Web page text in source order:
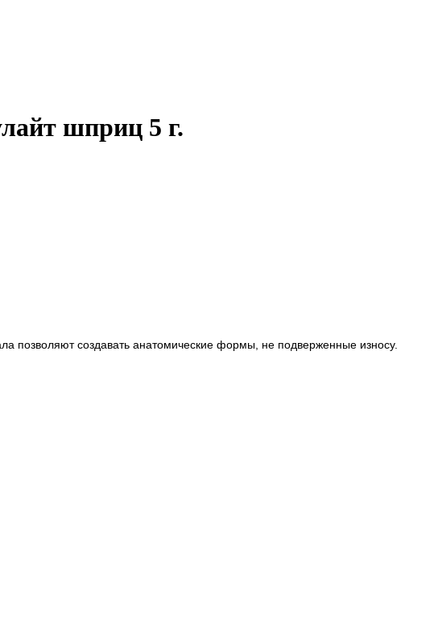
шприц 5 г.
позволяют создавать анатомические формы, не подверженные износу.